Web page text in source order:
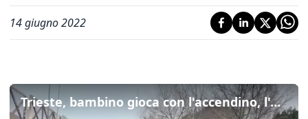
14 giugno 2022
Trieste, bambino gioca con l'accendino, l'appartamento prende fuoco